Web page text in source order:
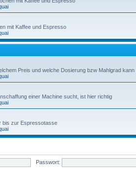
mit Kaffee und Espresso
Preis und welche Dosierung bzw Mahlgrad
einer Machine sucht, ist hier richtig
bis zur Espressotasse
Passwort: